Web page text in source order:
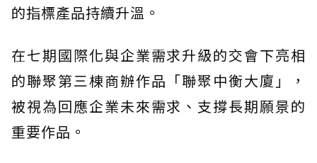
的指標產品持續升溫。
在七期國際化與企業需求升級的交會下亮相
的聯聚第三棟商辦作品「聯聚中衡大廈」，
被視為回應企業未來需求、支撐長期願景的
重要作品。